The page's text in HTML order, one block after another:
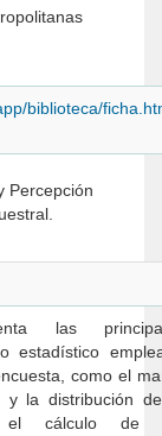
biblioteca/
las
estadístico
como el
y la distribución
el cálculo de